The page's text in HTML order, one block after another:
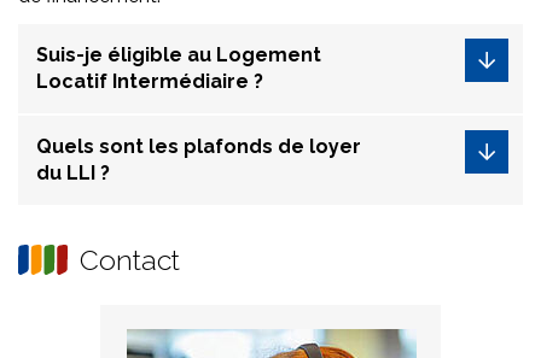
Suis-je éligible au Logement
Locatif Intermédiaire ?
Quels sont les plafonds de loyer
du LLI ?
Contact